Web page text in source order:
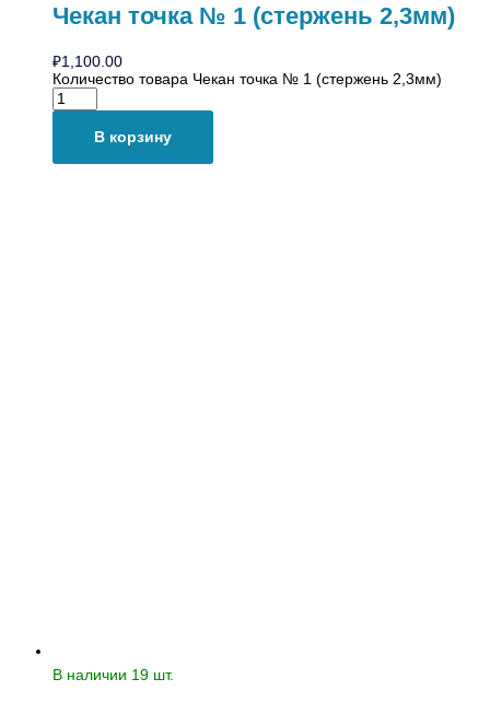
Чекан точка № 1 (стержень 2,3мм)
₽1,100.00
Количество товара Чекан точка № 1 (стержень 2,3мм)
В корзину
В наличии 19 шт.